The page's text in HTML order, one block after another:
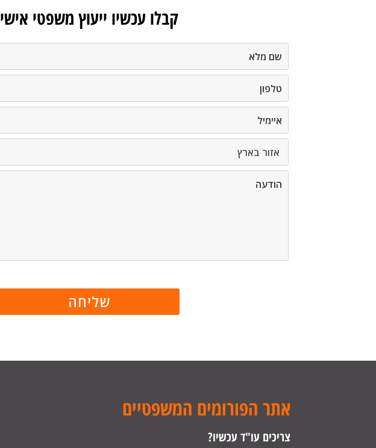
קבלו עכשיו ייעוץ משפטי אישי
אתר הפורומים המשפטיים
צריכים עו"ד עכשיו?